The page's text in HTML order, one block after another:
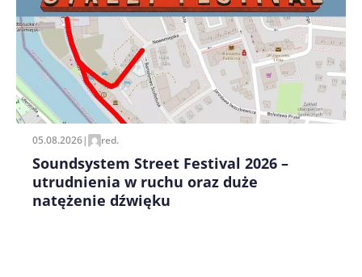
Zapamiętaj moje dane w tej przeglądarce podczas
pisania kolejnych komentarzy.
05.08.2026| red.
Soundsystem Street Festival 2026 –
utrudnienia w ruchu oraz duże
natężenie dźwięku